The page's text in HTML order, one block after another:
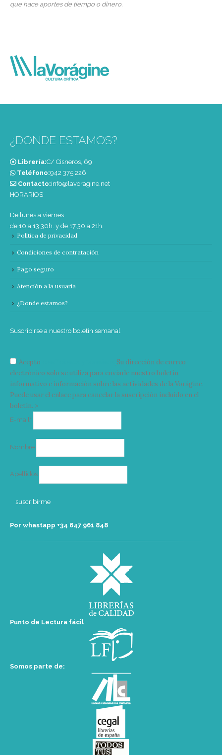
que hace aportes de tiempo o dinero.
¿DONDE ESTAMOS?
Librería:C/ Cisneros, 69
Teléfono:‭942 375 226‬
Contacto:info@lavoragine.net
HORARIOS
De lunes a viernes
de 10 a 13:30h. y de 17:30 a 21h.
Política de privacidad
Condiciones de contratación
Pago seguro
Atención a la usuaria
¿Donde estamos?
Suscribirse a nuestro boletín semanal
Acepto
Su dirección de correo
electrónico solo se utiliza para enviarle nuestro boletín
informativo e información sobre las actividades de la Vorágine.
Puede usar el enlace para cancelar la suscripción incluido en el
boletín. >
E-mail*
Nombre
Apellidos
Por whastapp +34 ‭647 961 848‬
Punto de Lectura fácil
Somos parte de: